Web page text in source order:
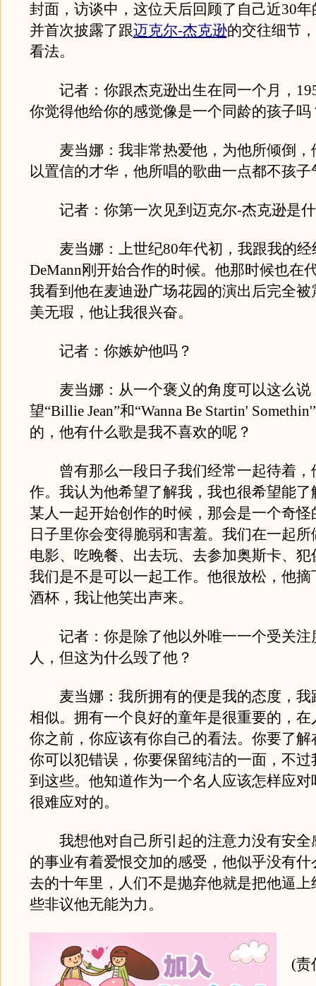
封面，访谈中，这位天后回顾了自己近30
并首次披露了跟迈克尔-杰克逊的交往细节
看法。
记者：你跟杰克逊出生在同一个月，
你觉得他给你的感觉像是一个同龄的孩子吗
麦当娜：我非常热爱他，为他所倾倒，
以置信的才华，他所唱的歌曲一点都不孩子
记者：你第一次见到迈克尔-杰克逊是
麦当娜：上世纪80年代初，我跟我的经
DeMann刚开始合作的时候。他那时候也在
我看到他在麦迪逊广场花园的演出后完全被
美无瑕，他让我很兴奋。
记者：你嫉妒他吗？
麦当娜：从一个褒义的角度可以这么说
望“Billie Jean”和“Wanna Be Startin'
的，他有什么歌是我不喜欢的呢？
曾有那么一段日子我们经常一起待着，
作。我认为他希望了解我，我也很希望能了
某人一起开始创作的时候，那会是一个奇怪
日子里你会变得脆弱和害羞。我们在一起
电影、吃晚餐、出去玩、去参加奥斯卡、犯
我们是不是可以一起工作。他很放松，他摘
酒杯，我让他笑出声来。
记者：你是除了他以外唯一一个受关注
人，但这为什么毁了他？
麦当娜：我所拥有的便是我的态度，我
相似。拥有一个良好的童年是很重要的，在
你之前，你应该有你自己的看法。你要了解
你可以犯错误，你要保留纯洁的一面，不过
到这些。他知道作为一个名人应该怎样应对
很难应对的。
我想他对自己所引起的注意力没有安全
的事业有着爱恨交加的感受，他似乎没有什
去的十年里，人们不是抛弃他就是把他逼上
些非议他无能为力。
(责